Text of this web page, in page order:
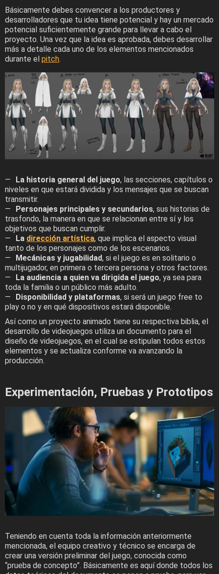
Básicamente debes convencer a los productores y
desarrolladores que tu idea tiene potencial y hay un mercado
potencial suficientemente grande para llevar a cabo el
proyecto. Una vez que la idea es aprobada, debes desarrollar
más a detalle cada uno de los elementos mencionados
durante el pitch.
La historia general del juego, las secciones, capítulos o
niveles en que estará dividida y los mensajes que se buscan
transmitir.
Personajes principales y secundarios, sus historias de
trasfondo, la manera en que se relacionan entre sí y los
objetivos que buscan cumplir.
La dirección artística, que implica el aspecto visual
tanto de los personajes como de los escenarios.
Mecánicas y jugabilidad, si el juego es en solitario o
multijugador, en primera o tercera persona y otros factores.
La audiencia a quien va dirigida el juego, ya sea para
toda la familia o un público más adulto.
Disponibilidad y plataformas, si será un juego free to
play o no y en qué dispositivos estará disponible.
Así como un proyecto animado tiene su respectiva biblia, el
desarrollo de videojuegos utiliza un documento para el
diseño de videojuegos, en el cual se estipulan todos estos
elementos y se actualiza conforme va avanzando la
producción.
Experimentación, Pruebas y Prototipos
Teniendo en cuenta toda la información anteriormente
mencionada, el equipo creativo y técnico se encarga de
crear una versión preliminar del juego, conocida como
“prueba de concepto”. Básicamente es aquí donde todos los